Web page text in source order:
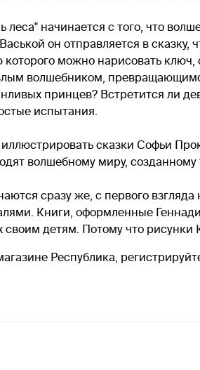
леса" начинается с того, что
он отправляется в
можно нарисовать
волшебником,
принцев? Встретится ли
испытания.
сказки Софьи
волшебному миру, созданному
сразу же, с первого
Книги, оформленные
детям. Потому что рисунки
Республика,